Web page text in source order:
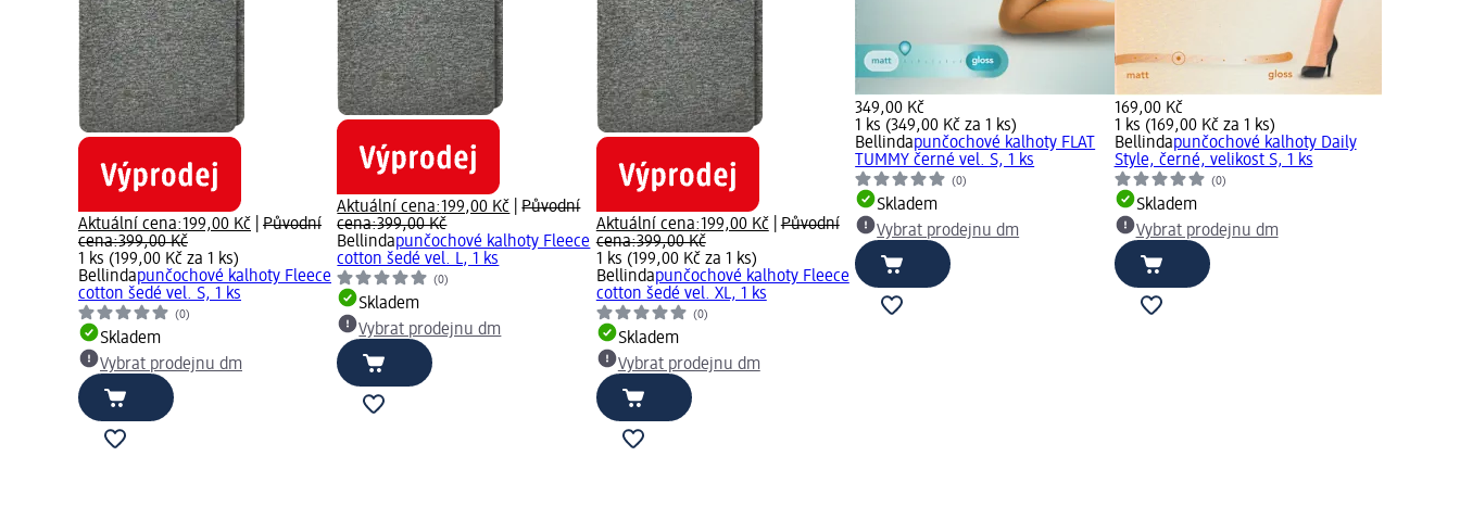
Aktuální cena:199,00 Kč
Původní
cena:399,00 Kč
1 ks (199,00 Kč za 1 ks)
Bellindapunčochové kalhoty Fleece
cotton šedé vel. S, 1 ks
(0)
Skladem
Vybrat prodejnu dm
Aktuální cena:199,00 Kč |Původní
cena:399,00 Kč
Bellindapunčochové kalhoty Fleece
cotton šedé vel. L, 1 ks
(0)
Skladem
Vybrat prodejnu dm
Aktuální cena:199,00 Kč |Původní
cena:399,00 Kč
1 ks (199,00 Kč za 1 ks)
Bellindapunčochové kalhoty Fleece
cotton šedé vel. XL, 1 ks
(0)
Skladem
Vybrat prodejnu dm
349,00 Kč
1 ks (349,00 Kč za 1 ks)
Bellindapunčochové kalhoty FLAT
TUMMY černé vel. S, 1 ks
(0)
Skladem
Vybrat prodejnu dm
169,00 Kč
1 ks (169,00 Kč za 1 ks)
Bellindapunčochové kalhoty Daily
Style, černé, velikost S, 1 ks
(0)
Skladem
Vybrat prodejnu dm